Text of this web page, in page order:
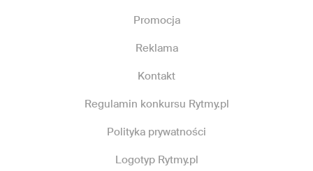
Promocja
Reklama
Kontakt
Regulamin konkursu Rytmy.pl
Polityka prywatności
Logotyp Rytmy.pl